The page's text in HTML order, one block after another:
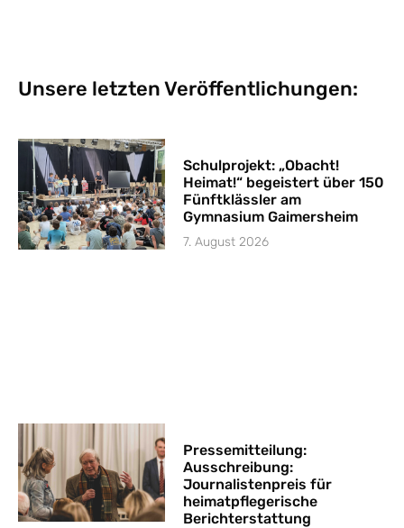
Unsere letzten Veröffentlichungen:
Schulprojekt: „Obacht!
Heimat!“ begeistert über 150
Fünftklässler am
Gymnasium Gaimersheim
7. August 2026
Pressemitteilung:
Ausschreibung:
Journalistenpreis für
heimatpflegerische
Berichterstattung